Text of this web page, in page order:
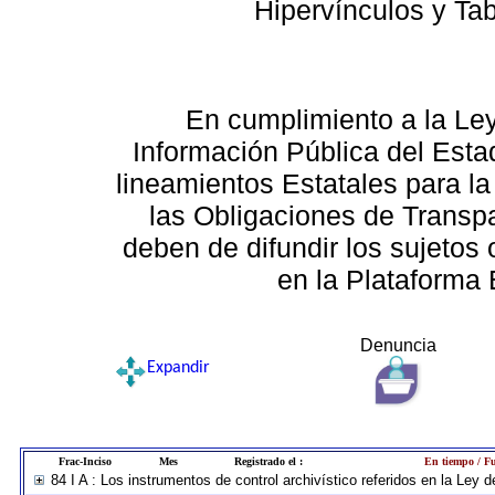
Hipervínculos y
En cumplimiento a la
Información Pública del
lineamientos Estatales para
las Obligaciones de
deben de difundir los sujetos
en la Plataforma
Denuncia
Expandir
Frac-Inciso Mes Registrado el : En tiempo /
84 I A : Los instrumentos de control archivístico referidos en la Ley